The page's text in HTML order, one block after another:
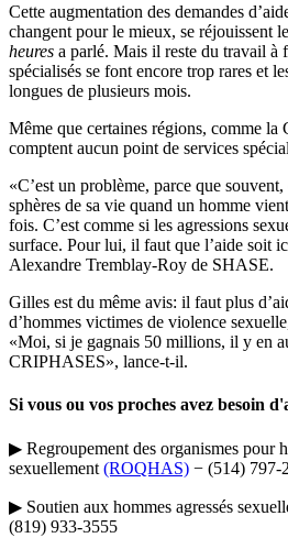
Cette augmentation des demandes
changent pour le mieux, se réjouissent
heures a parlé. Mais il reste du travail à
spécialisés se font encore trop rares et
longues de plusieurs mois.
Même que certaines régions, comme la
comptent aucun point de services
«C’est un problème, parce que
sphères de sa vie quand un homme
fois. C’est comme si les agressions
surface. Pour lui, il faut que l’aide soit
Alexandre Tremblay-Roy de SHASE.
Gilles est du même avis: il faut plus
d’hommes victimes de violence
«Moi, si je gagnais 50 millions, il y en
CRIPHASES», lance-t-il.
Si vous ou vos proches avez besoin
▶ Regroupement des organismes pour
sexuellement (ROQHAS) − (514) 797-
▶ Soutien aux hommes agressés
(819) 933-3555